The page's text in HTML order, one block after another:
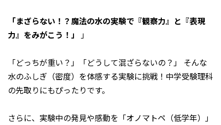
「まざらない！？魔法の水の実験で『観察力』と『表現
力』をみがこう！」 」
「どっちが重い？」「どうして混ざらないの？」 そんな
水のふしぎ（密度）を体感する実験に挑戦！中学受験理科
の先取りにもぴったりです。
さらに、実験中の発見や感動を「オノマトペ（低学年）」